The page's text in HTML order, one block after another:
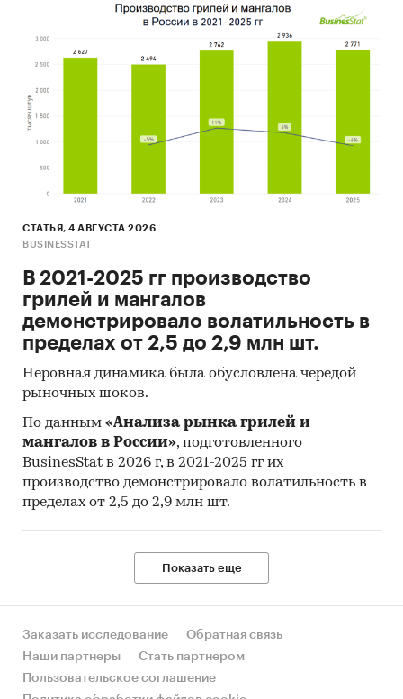
СТАТЬЯ, 4 АВГУСТА 2026
BUSINESSTAT
В 2021-2025 гг производство
грилей и мангалов
демонстрировало волатильность в
пределах от 2,5 до 2,9 млн шт.
Неровная динамика была обусловлена чередой
рыночных шоков.
По данным «Анализа рынка грилей и
мангалов в России», подготовленного
BusinesStat в 2026 г, в 2021-2025 гг их
производство демонстрировало волатильность в
пределах от 2,5 до 2,9 млн шт.
Показать еще
Заказать исследование
Обратная связь
Наши партнеры
Стать партнером
Пользовательское соглашение